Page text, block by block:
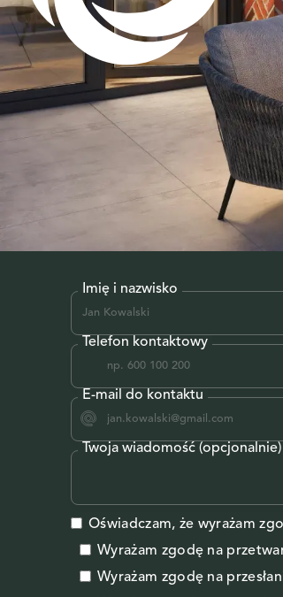
Imię i nazwisko
Telefon kontaktowy
E-mail do kontaktu
Twoja wiadomość (opcjonalnie)
Oświadczam, że wyrażam
Wyrażam zgodę na
Wyrażam zgodę na